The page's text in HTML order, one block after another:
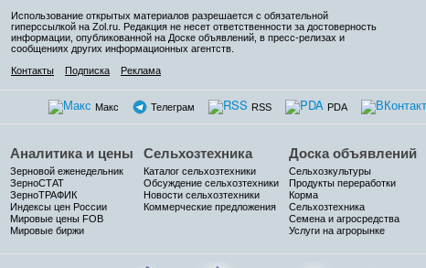
Использование открытых материалов разрешается с обязательной
гиперссылкой на Zol.ru. Редакция не несет ответственности за достоверность
информации, опубликованной на Доске объявлений, в пресс-релизах и
сообщениях других информационных агентств.
Контакты
Подписка Реклама
Макс Телеграм RSS PDA
Аналитика и цены
Зерновой еженедельник
ЗерноСТАТ
ЗерноТРАФИК
Индексы цен России
Мировые цены FOB
Мировые биржи
Сельхозтехника
Каталог сельхозтехники
Обсуждение сельхозтехники
Новости сельхозтехники
Коммерческие предложения
Доска объявлений
Сельхозкультуры
Продукты переработки
Корма
Сельхозтехника
Семена и агросредства
Услуги на агрорынке